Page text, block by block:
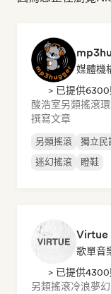
媒體機
> 已提供
酸浩室另類搖滾
撰寫文章
另類搖滾 獨立民
迷幻搖滾
瞪鞋
Virtue
歌單音
> 已提供
另類搖滾冷浪夢